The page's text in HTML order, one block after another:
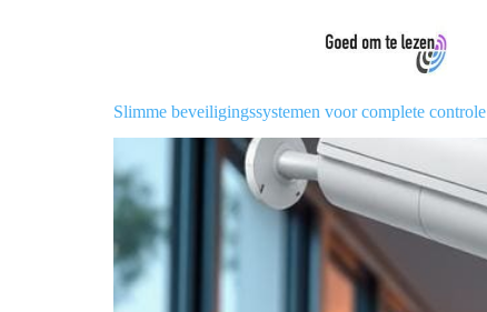
Slimme beveiligingssystemen voor complete controle